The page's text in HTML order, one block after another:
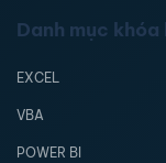
Danh mục khóa
EXCEL
VBA
POWER BI